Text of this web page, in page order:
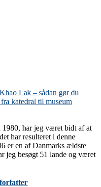
Lak – sådan gør du
katedral til museum
1980, har jeg været bidt af at
har resulteret i denne
er en af Danmarks ældste
jeg besøgt 51 lande og været